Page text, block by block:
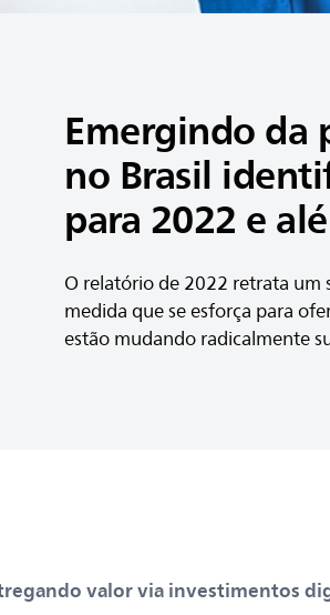
Emergindo da
no Brasil
para 2022 e
O relatório de 2022 retrata um
medida que se esforça para
estão mudando radicalmente
valor via investimentos